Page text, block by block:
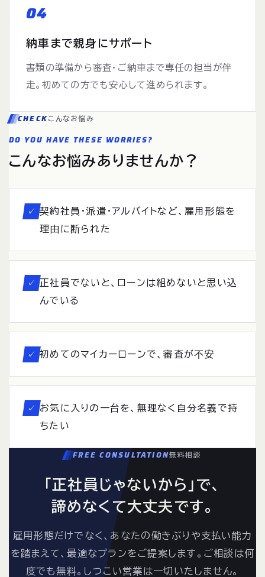
04
納車まで親身にサポート
書類の準備から審査・ご納車まで専任の担当が伴
走。初めての方でも安心して進められます。
CHECKこんなお悩み
DO YOU HAVE THESE WORRIES?
こんなお悩みありませんか？
✓
契約社員・派遣・アルバイトなど、雇用形態を
理由に断られた
✓
正社員でないと、ローンは組めないと思い込
んでいる
✓ 初めてのマイカーローンで、審査が不安
✓
お気に入りの一台を、無理なく自分名義で持
ちたい
FREE CONSULTATION無料相談
「正社員じゃないから」で、
諦めなくて大丈夫です。
雇用形態だけでなく、あなたの働きぶりや支払い能力
を踏まえて、最適なプランをご提案します。ご相談は何
度でも無料。しつこい営業は一切いたしません。